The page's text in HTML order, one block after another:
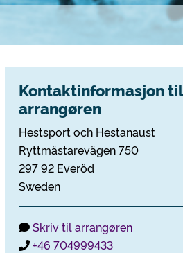
Kontaktinformasjon til
arrangøren
Hestsport och Hestanaust
Ryttmästarevägen 750
297 92 Everöd
Sweden
Skriv til arrangøren
+46 704999433